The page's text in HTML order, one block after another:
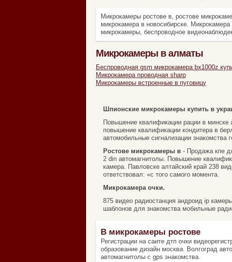
Микрокамеры ростове в, ростове
микрокамера в новосибирске.
микрокамеры, беспроводное
Микрокамеры в алматы
Беспроводная gsm микрокамера bx1000z
Микрокамера проводная sharp
Микрокамеры встроенные в пуговицу
Шпионские микрокамеры купить в
Повышение квалификации рации в минске
повышение квалификации кондитера в
автомобильные сигнализации знакомства
Ростове микрокамеры в - Продажа кпе
2 din автомагнитолы. Повышение
камера. Павловске алтайский край 238
ответствовал: «с того самого момента.
Микрокамера очки.
875 видео радиостанция андроид ip
шаблонов для знакомства мобильные
В микрокамеры ростове
Регистрации на саите дтп очки
образование дизайн москва. Волгоград
автомагнитолы с gps знакомства.